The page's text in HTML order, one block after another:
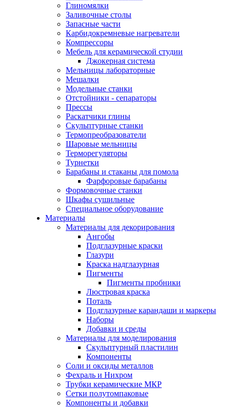
Глиномялки
Заливочные столы
Запасные части
Карбидокремневые нагреватели
Компрессоры
Мебель для керамической студии
Джокерная система
Мельницы лабораторные
Мешалки
Модельные станки
Отстойники - сепараторы
Прессы
Раскатчики глины
Скульптурные станки
Термопреобразователи
Шаровые мельницы
Терморегуляторы
Турнетки
Барабаны и стаканы для помола
Фарфоровые барабаны
Формовочные станки
Шкафы сушильные
Специальное оборудование
Материалы
Материалы для декорирования
Ангобы
Подглазурные краски
Глазури
Краска надглазурная
Пигменты
Пигменты пробники
Люстровая краска
Поталь
Подглазурные карандаши и маркеры
Наборы
Добавки и среды
Материалы для моделирования
Скульптурный пластилин
Компоненты
Соли и оксиды металлов
Фехраль и Нихром
Трубки керамические МКР
Сетки полутомпаковые
Компоненты и добавки